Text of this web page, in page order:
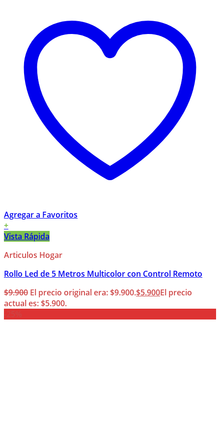
Agregar a Favoritos
+
Vista Rápida
Articulos Hogar
Rollo Led de 5 Metros Multicolor con Control Remoto
$9.900 El precio original era: $9.900.$5.900El precio
actual es: $5.900.